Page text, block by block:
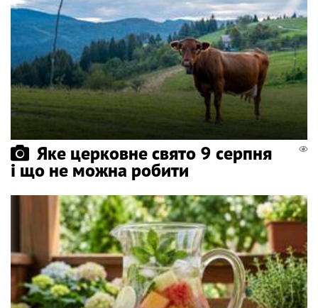
Яке церковне свято 9 серпня
і що не можна робити